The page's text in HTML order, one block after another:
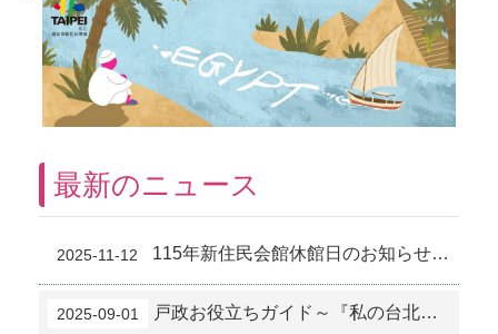
最新のニュース
2025-11-12 115年新住民会館休館日のお知らせ (11-6)
2025-09-01 戸政お役立ちガイド～『私の台北ミニガイド』公開しました！